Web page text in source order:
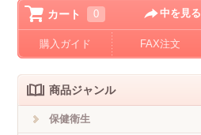
カート 0 中を見る
購入ガイド FAX注文
商品ジャンル
保健衛生